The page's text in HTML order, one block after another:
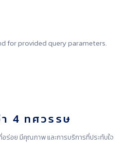
for provided query parameters.
4 ทศวรรษ
อร่อย มีคุณภาพ และการบริการที่ประทับใจ